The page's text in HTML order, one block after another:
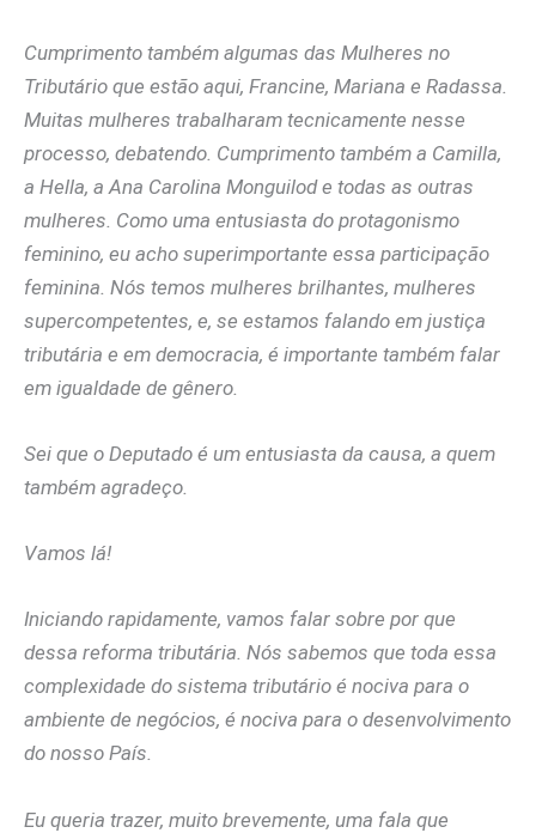
Cumprimento também algumas das Mulheres no
Tributário que estão aqui, Francine, Mariana e Radassa.
Muitas mulheres trabalharam tecnicamente nesse
processo, debatendo. Cumprimento também a Camilla,
a Hella, a Ana Carolina Monguilod e todas as outras
mulheres. Como uma entusiasta do protagonismo
feminino, eu acho superimportante essa participação
feminina. Nós temos mulheres brilhantes, mulheres
supercompetentes, e, se estamos falando em justiça
tributária e em democracia, é importante também falar
em igualdade de gênero.
Sei que o Deputado é um entusiasta da causa, a quem
também agradeço.
Vamos lá!
Iniciando rapidamente, vamos falar sobre por que
dessa reforma tributária. Nós sabemos que toda essa
complexidade do sistema tributário é nociva para o
ambiente de negócios, é nociva para o desenvolvimento
do nosso País.
Eu queria trazer, muito brevemente, uma fala que